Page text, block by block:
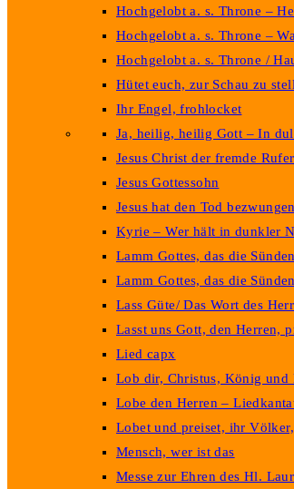
Hochgelobt a. s. Throne –
Hochgelobt a. s. Throne –
Hochgelobt a. s. Throne /
Hütet euch, zur Schau zu
Ihr Engel, frohlocket
Ja, heilig, heilig Gott – In
Jesus Christ der fremde
Jesus Gottessohn
Jesus hat den Tod bezwungen
Kyrie – Wer hält in dunkler
Lamm Gottes, das die
Lamm Gottes, das die
Lass Güte/ Das Wort des
Lasst uns Gott, den Herren,
Lied capx
Lob dir, Christus, König und
Lobe den Herren –
Lobet und preiset, ihr
Mensch, wer ist das
Messe zur Ehren des Hl.